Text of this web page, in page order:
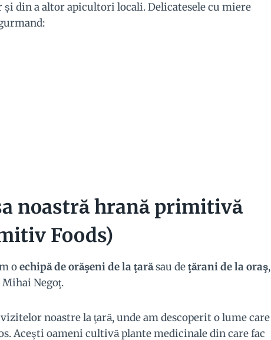
și din a altor apicultori locali. Delicatesele cu miere
noastră hrană primitivă
Foods)
oechipă de orăşeni de la ţarăsau deţărani de la oraş,
Negoţ.
noastre la ţară, unde am descoperit o lume care
Aceşti oameni cultivă plante medicinale din care fac